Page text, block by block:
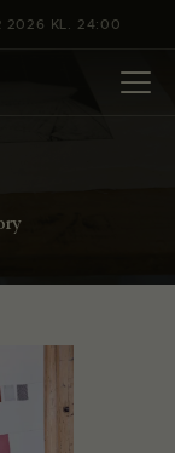
2026 KL. 24:00